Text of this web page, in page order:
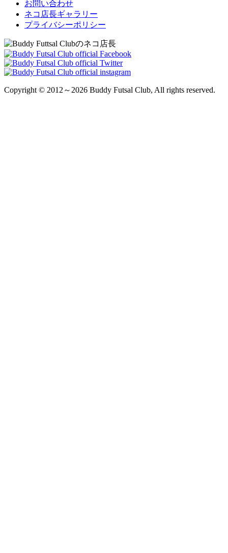
お問い合わせ
ネコ店長ギャラリー
プライバシーポリシー
Copyright © 2012～2026 Buddy Futsal Club, All rights reserved.